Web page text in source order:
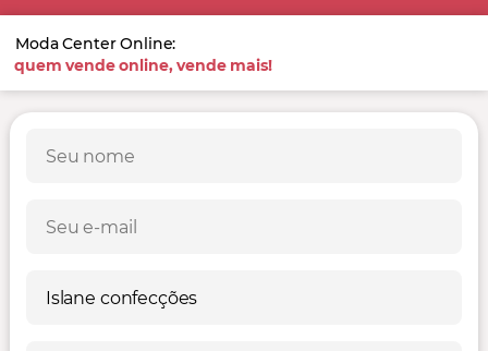
Moda Center Online:
quem vende online, vende mais!